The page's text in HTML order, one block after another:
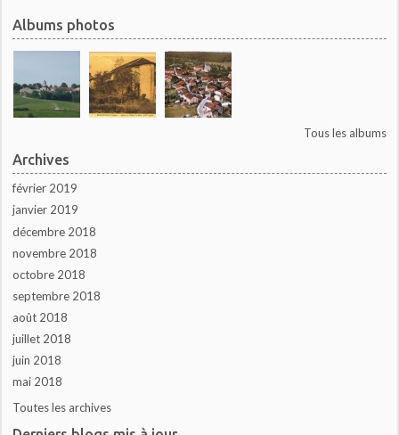
Albums photos
Tous les albums
Archives
février 2019
janvier 2019
décembre 2018
novembre 2018
octobre 2018
septembre 2018
août 2018
juillet 2018
juin 2018
mai 2018
Toutes les archives